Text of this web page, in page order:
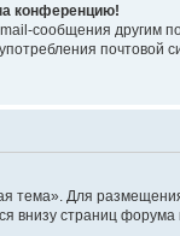
конференцию!
сообщения
почтовой
тема». Для
внизу страниц